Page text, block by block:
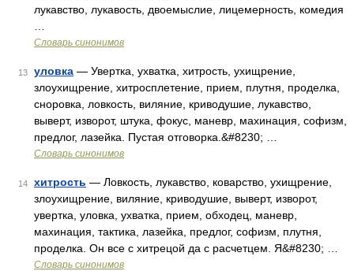
лукавство, лукавость, двоемыслие, лицемерность, комедия
Словарь синонимов
13 уловка — Увертка, ухватка, хитрость, ухищрение,
злоухищрение, хитросплетение, прием, плутня, проделка,
сноровка, ловкость, виляние, криводушие, лукавство,
выверт, изворот, штука, фокус, маневр, махинация, софизм,
предлог, лазейка. Пустая отговорка.&#8230; …
Словарь синонимов
14 хитрость — Ловкость, лукавство, коварство, ухищрение,
злоухищрение, виляние, криводушие, выверт, изворот,
увертка, уловка, ухватка, прием, обходец, маневр,
махинация, тактика, лазейка, предлог, софизм, плутня,
проделка. Он все с хитрецой да с расчетцем. Я&#8230; …
Словарь синонимов